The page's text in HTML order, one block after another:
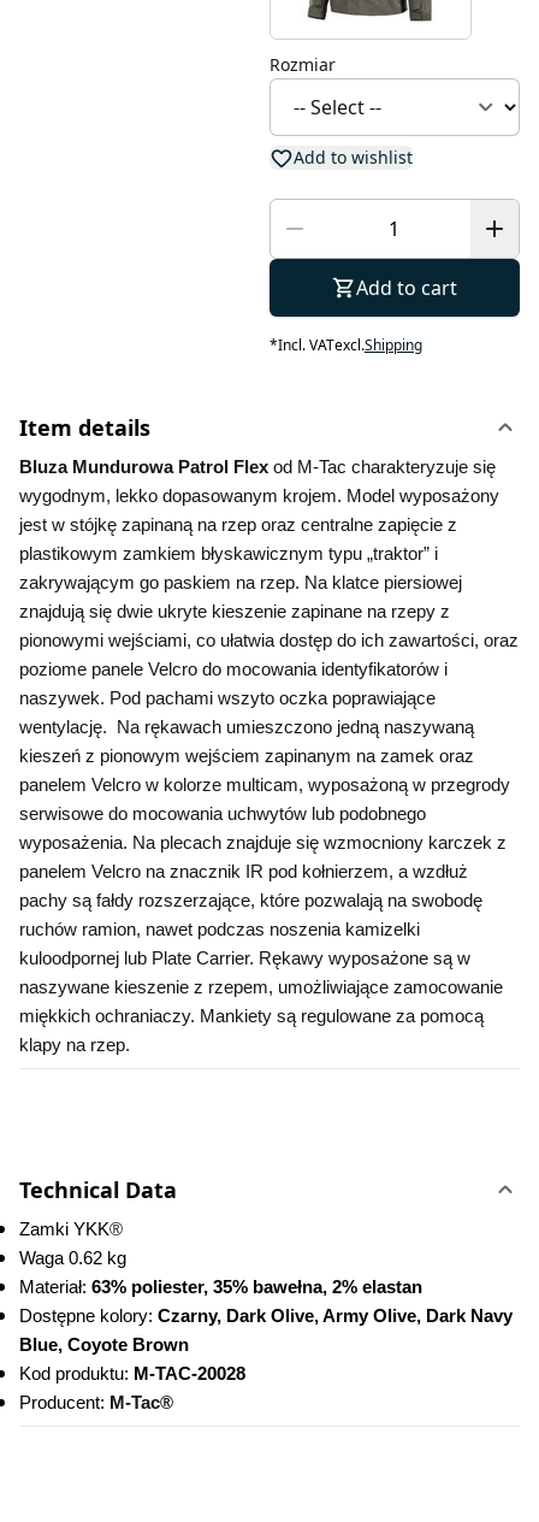
Rozmiar
Add to wishlist
Add to cart
*Incl. VATexcl.Shipping
Item details
Bluza Mundurowa Patrol Flex od M-Tac charakteryzuje się
wygodnym, lekko dopasowanym krojem. Model wyposażony
jest w stójkę zapinaną na rzep oraz centralne zapięcie z
plastikowym zamkiem błyskawicznym typu „traktor” i
zakrywającym go paskiem na rzep. Na klatce piersiowej
znajdują się dwie ukryte kieszenie zapinane na rzepy z
pionowymi wejściami, co ułatwia dostęp do ich zawartości, oraz
poziome panele Velcro do mocowania identyfikatorów i
naszywek. Pod pachami wszyto oczka poprawiające
wentylację.  Na rękawach umieszczono jedną naszywaną
kieszeń z pionowym wejściem zapinanym na zamek oraz
panelem Velcro w kolorze multicam, wyposażoną w przegrody
serwisowe do mocowania uchwytów lub podobnego
wyposażenia. Na plecach znajduje się wzmocniony karczek z
panelem Velcro na znacznik IR pod kołnierzem, a wzdłuż
pachy są fałdy rozszerzające, które pozwalają na swobodę
ruchów ramion, nawet podczas noszenia kamizelki
kuloodpornej lub Plate Carrier. Rękawy wyposażone są w
naszywane kieszenie z rzepem, umożliwiające zamocowanie
miękkich ochraniaczy. Mankiety są regulowane za pomocą
klapy na rzep.
Technical Data
Zamki YKK®
Waga 0.62 kg
Materiał: 63% poliester, 35% bawełna, 2% elastan
Dostępne kolory: Czarny, Dark Olive, Army Olive, Dark Navy
Blue, Coyote Brown
Kod produktu: M-TAC-20028
Producent: M-Tac®